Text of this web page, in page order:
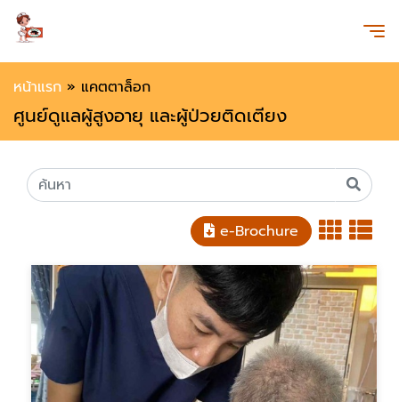
หน้าแรก » แคตตาล็อก
ศูนย์ดูแลผู้สูงอายุ และผู้ป่วยติดเตียง
e-Brochure